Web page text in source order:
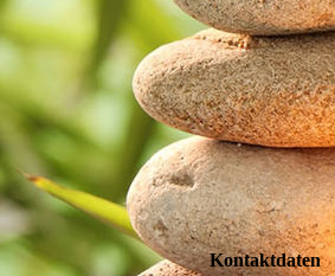
Kontaktdaten